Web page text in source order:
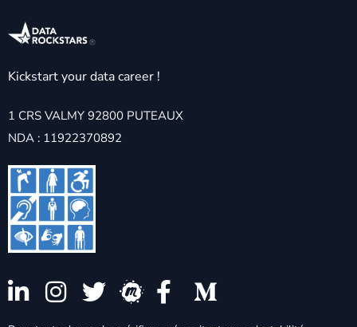
Kickstart your data career !
1 CRS VALMY 92800 PUTEAUX
NDA : 11922370892